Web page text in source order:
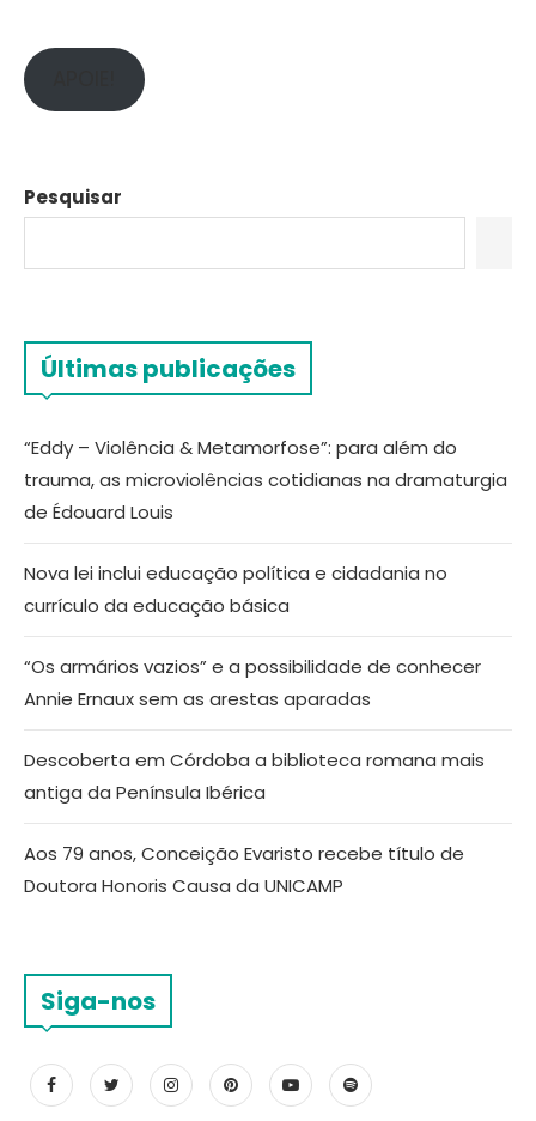
Pesquisar
Últimas publicações
“Eddy – Violência & Metamorfose”: para além do
trauma, as microviolências cotidianas na dramaturgia
de Édouard Louis
Nova lei inclui educação política e cidadania no
currículo da educação básica
“Os armários vazios” e a possibilidade de conhecer
Annie Ernaux sem as arestas aparadas
Descoberta em Córdoba a biblioteca romana mais
antiga da Península Ibérica
Aos 79 anos, Conceição Evaristo recebe título de
Doutora Honoris Causa da UNICAMP
Siga-nos